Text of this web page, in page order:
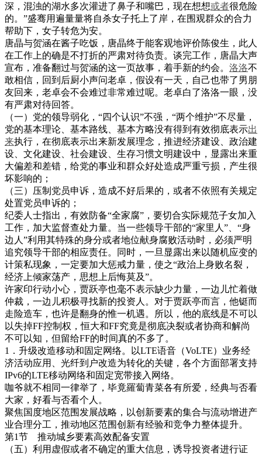
深，混浊的湖水多次灌进了鼻子和嘴巴，现在想想或者很危险
的。”盛骞用遍量量将自杀女子托上了岸，在围观群众的合力
帮助下，女子转危为安。
唐晶与贺涵在酱子吃饭，唐晶终于能客观地评价陈俊生，此人
在工作上的确是不打折的严肃对待负责。谈完工作，唐晶大声
宣布，准备翻过与贺涵的这一页故事，着手新的约会。 洛洛不
敢相信，回到后厨小声问老卓，假设有一天，自己也带了男朋
友回来，老卓会不会难过非常难过呢。老卓白了洛洛一眼，没
有严肃对待回答。
（一）党的领导弱化，“四个认识”不强，“两个维护”不尽量，
党的基本理论、基本路线、基本方略没有得到有效彻底表示出
来执行，在彻底表示出来新发展理念，推进经济建设、政治建
设、文化建设、社会建设、生存习惯文明建设中，显露出来重
大偏差和差错，给党的事业和群众好处造成严重亏损，产生很
坏影响的；
（三）压制党员申诉，造成不好后果的，或者不依照有关规定
处置党员申诉的；
纪委人士指出，有效防备“全家腐”，要切合实际规范子女加入
工作，加大监督查处力量。当一些领导干部的“家里人”、“身
边人”利用其特殊的身分或者地位献身腐败活动时，必须严明
追究领导干部的相应责任。同时，一旦显露出来以随机应变的
计策私现象，一定要加大惩戒力量，使之“政治上身败名裂，
经济上倾家荡产，思想上后悔莫及”。
许家印行动小心，贾跃亭也毫不表示缺少力量，一边儿忙着做
仲裁，一边儿积极寻找新的投资人。对于贾跃亭而言，他铤而
走险造车，也许是翻身的惟一机遇。所以，他的底线是不可以
以失掉FF控制权，恒大和FF究竟是彻底决裂或者协商和解尚
不可以知，但留给FF的时间真的不多了。
1．升级改造移动和固定网络。以LTE语音（VoLTE）业务经
济活动应用、光纤到户改造为转化的关键，各个方面部署支持
IPv6的LTE移动网络和固定宽带接入网络。
咖爷就不相同一律举了，毕竟羅蔔青菜各有所爱，经典与否看
大家，好看与否看个人。
聚焦国度地区范围发展战略，以创新要素的集合与流动增进产
业合理分工，推动地区范围创新有经验和竞争力整体提升。
第1节 推动城乡要素高效配备安置
（五）利用虚假或者不确定的重大信息，诱导投资者进行证